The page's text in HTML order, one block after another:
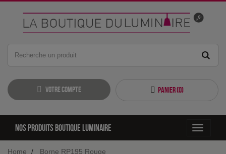
Votre compte Panier (0)
Toggle
Nos produits boutique luminaire
Home Borne RP195 Rouge